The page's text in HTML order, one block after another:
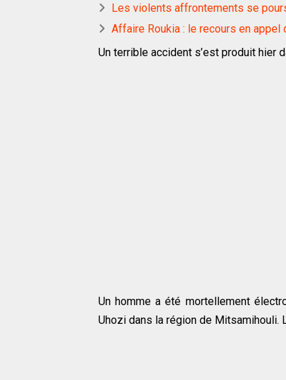
Les violents affrontements se
Affaire Roukia : le recours en
Un terrible accident s’est produit hier
Un homme a été mortellement
Uhozi dans la région de Mitsamihouli.